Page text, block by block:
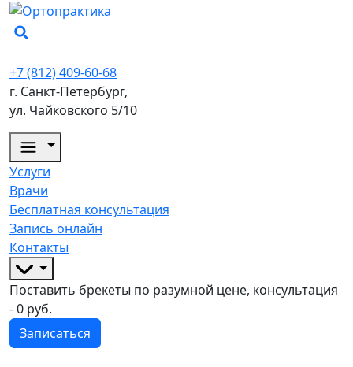
+7 (812) 409-60-68
г. Санкт-Петербург,
ул. Чайковского 5/10
Услуги
Врачи
Бесплатная консультация
Запись онлайн
Контакты
Поставить брекеты по разумной цене, консультация
- 0 руб.
Записаться